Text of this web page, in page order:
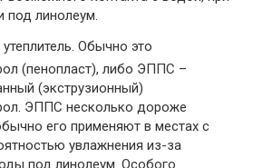
под линолеум.
Обычно это
(пенопласт), либо ЭППС –
(экструзионный)
ЭППС несколько дороже
его применяют в местах с
увлажнения из-за
под линолеум. Особого